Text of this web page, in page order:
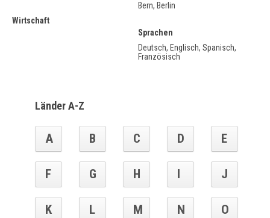
Wirtschaft
Bern, Berlin
Sprachen
Deutsch, Englisch, Spanisch,
Französisch
Länder A-Z
A B C D E
F G H I J
K L M N O